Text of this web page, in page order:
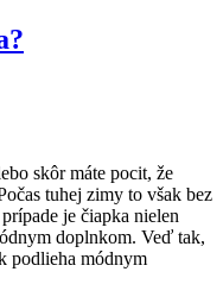
skôr máte pocit, že
tuhej zimy to však bez
je čiapka nielen
doplnkom. Veď tak,
podlieha módnym